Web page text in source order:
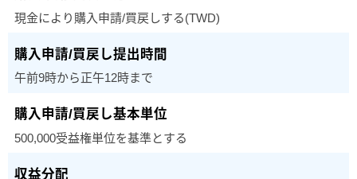
現金により購入申請/買戻しする(TWD)
午前9時から正午12時まで
500,000受益権単位を基準とする